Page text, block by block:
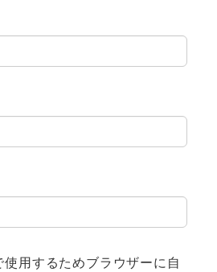
用するためブラウザーに自